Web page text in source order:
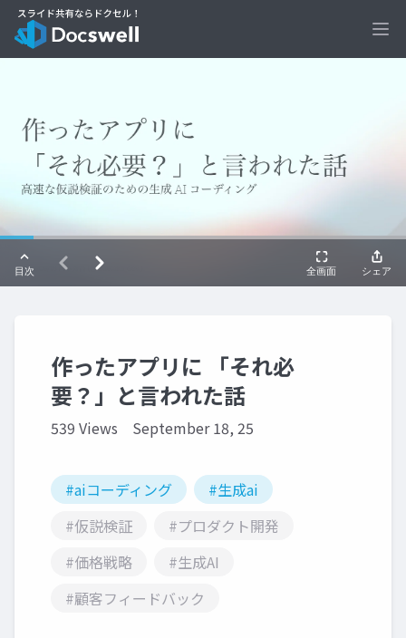
作ったアプリに 「それ必
要？」と言われた話
539 Views September 18, 25
#aiコーディング
#生成ai
#仮説検証
#プロダクト開発
#価格戦略
#生成AI
#顧客フィードバック